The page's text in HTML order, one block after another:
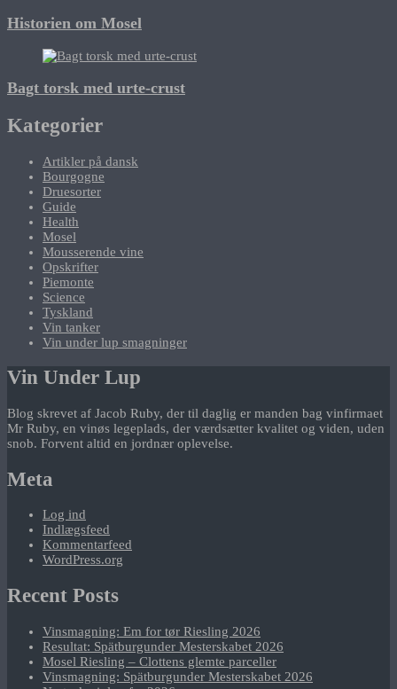
Historien om Mosel
Bagt torsk med urte-crust
Kategorier
Artikler på dansk
Bourgogne
Druesorter
Guide
Health
Mosel
Mousserende vine
Opskrifter
Piemonte
Science
Tyskland
Vin tanker
Vin under lup smagninger
Vin Under Lup
Blog skrevet af Jacob Ruby, der til daglig er manden bag vinfirmaet
Mr Ruby, en vinøs legeplads, der værdsætter kvalitet og viden, uden
snob. Forvent altid en jordnær oplevelse.
Meta
Log ind
Indlægsfeed
Kommentarfeed
WordPress.org
Recent Posts
Vinsmagning: Em for tør Riesling 2026
Resultat: Spätburgunder Mesterskabet 2026
Mosel Riesling – Clottens glemte parceller
Vinsmagning: Spätburgunder Mesterskabet 2026